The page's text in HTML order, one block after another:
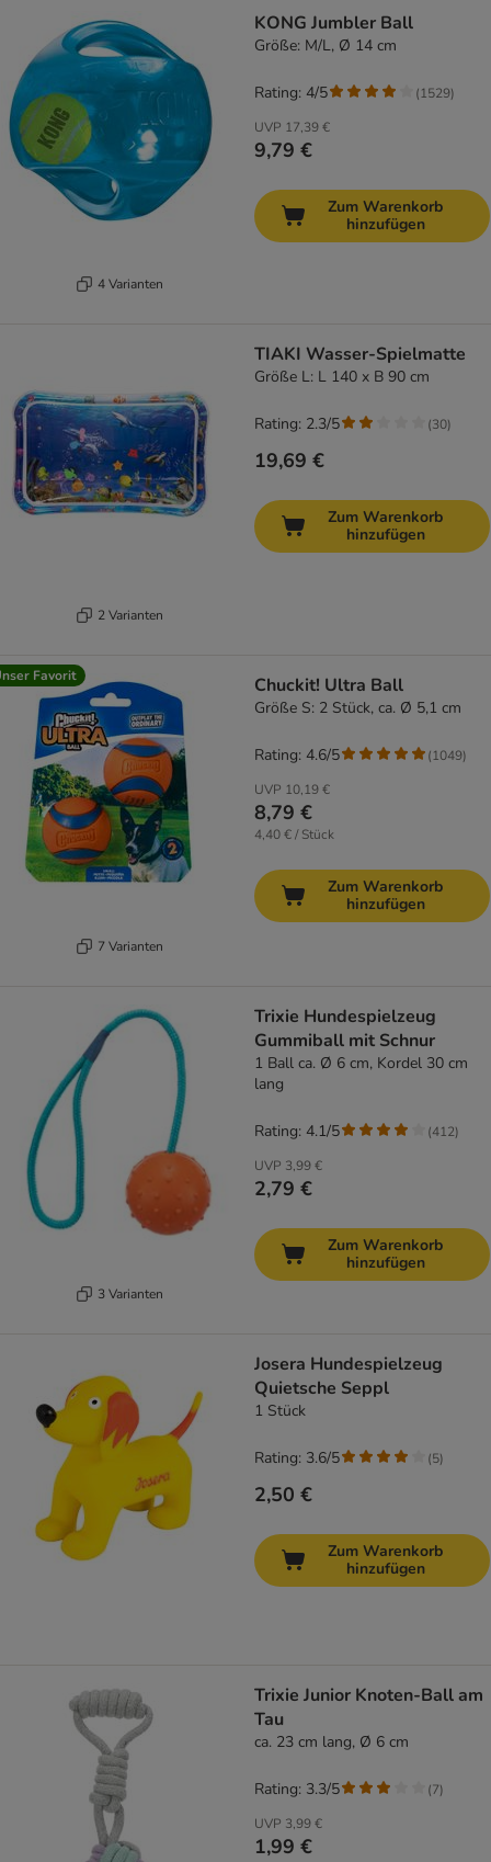
4 Varianten
KONG Jumbler Ball
Größe: M/L, Ø 14 cm
UVP 17,39 €
9,79 €
Rating: 4/5 (1529)
Zum Warenkorb
hinzufügen
2 Varianten
TIAKI Wasser-Spielmatte
Größe L: L 140 x B 90 cm
19,69 €
Rating: 2.3/5 (30)
Zum Warenkorb
hinzufügen
Favorit
7 Varianten
Chuckit! Ultra Ball
Größe S: 2 Stück, ca. Ø 5,1 cm
UVP 10,19 €
8,79 €
4,40 € / Stück
Rating: 4.6/5 (1049)
Zum Warenkorb
hinzufügen
3 Varianten
Trixie Hundespielzeug
Gummiball mit Schnur
1 Ball ca. Ø 6 cm, Kordel 30 cm
lang
UVP 3,99 €
2,79 €
Rating: 4.1/5 (412)
Zum Warenkorb
hinzufügen
Josera Hundespielzeug
Quietsche Seppl
1 Stück
2,50 €
Rating: 3.6/5 (5)
Zum Warenkorb
hinzufügen
Trixie Junior Knoten-Ball am
Tau
ca. 23 cm lang, Ø 6 cm
UVP 3,99 €
1,99 €
Rating: 3.3/5 (7)